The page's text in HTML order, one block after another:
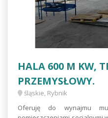
HALA 600 M KW,
PRZEMYSŁOWY.
śląskie, Rybnik
Oferuję do wynajmu